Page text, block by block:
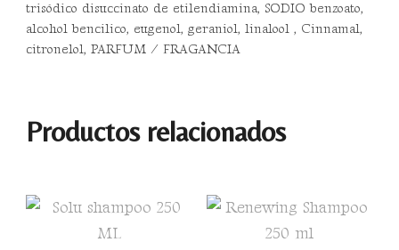
trisódico disuccinato de etilendiamina, SODIO benzoato,
alcohol bencilico, eugenol, geraniol, linalool , Cinnamal,
citronelol, PARFUM / FRAGANCIA
Productos relacionados